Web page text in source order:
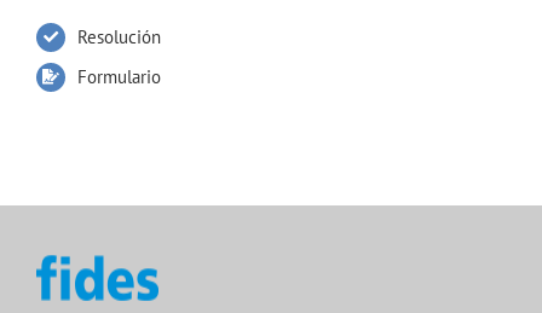
Resolución
Formulario